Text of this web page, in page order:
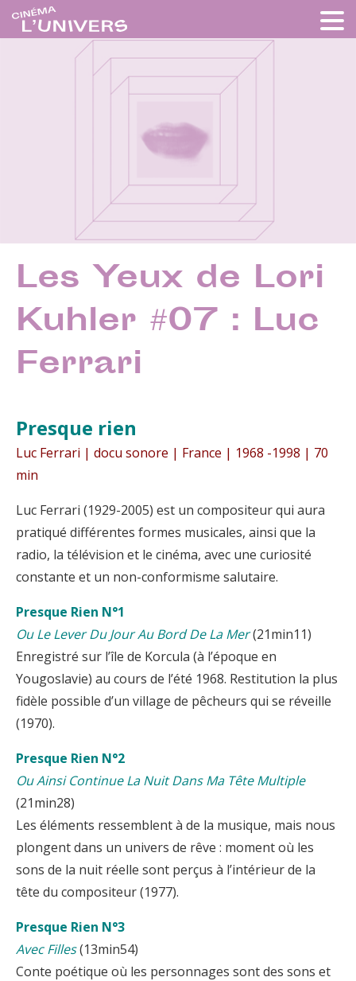
Les Yeux de Lori
Kuhler #07 : Luc
Ferrari
Presque rien
Luc Ferrari | docu sonore | France | 1968 -1998 | 70
min
Luc Ferrari (1929-2005) est un compositeur qui aura
pratiqué différentes formes musicales, ainsi que la
radio, la télévision et le cinéma, avec une curiosité
constante et un non-conformisme salutaire.
Presque Rien N°1
Ou Le Lever Du Jour Au Bord De La Mer(21min11)
Enregistré sur l’île de Korcula (à l’époque en
Yougoslavie) au cours de l’été 1968. Restitution la plus
fidèle possible d’un village de pêcheurs qui se réveille
(1970).
Presque Rien N°2
Ou Ainsi Continue La Nuit Dans Ma Tête Multiple
(21min28)
Les éléments ressemblent à de la musique, mais nous
plongent dans un univers de rêve : moment où les
sons de la nuit réelle sont perçus à l’intérieur de la
tête du compositeur (1977).
Presque Rien N°3
Avec Filles(13min54)
Conte poétique où les personnages sont des sons et